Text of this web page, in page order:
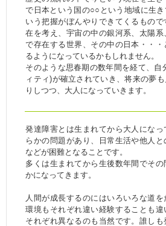
で日本という国の○○という地域に生
いう把握がぼんやりできてくるもの
在を考え、宇宙の中の銀河系、太陽
で存在する世界、その中の日本・・・
るようになっているかもしれません。
そのような思春期の数年間を経て、自
ィティ)が確立されていき、将来の夢
りしつつ、大人になっていきます。
発達障害とは生まれてから大人にな
らかの問題があり、日常生活や他人
などが困難となることです。
多くは生まれてから生後数年間でそ
かになってきます。
人間が成長するのにはいろいろな道
環境もそれぞれ違い経験することも
それぞれ異なるのも当然です。誰し